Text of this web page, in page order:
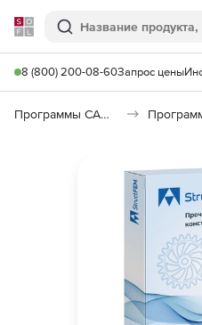
Softline
Поиск
8 (800) 200-08-60Запрос цены
Программы САПР и ГИС